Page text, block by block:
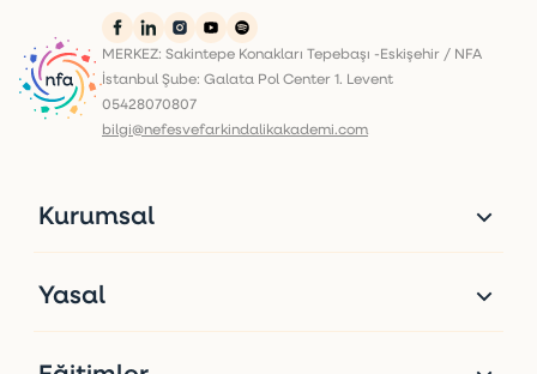
MERKEZ: Sakintepe Konakları Tepebaşı -Eskişehir / NFA
İstanbul Şube: Galata Pol Center 1. Levent
05428070807
bilgi@nefesvefarkindalikakademi.com
Kurumsal
Yasal